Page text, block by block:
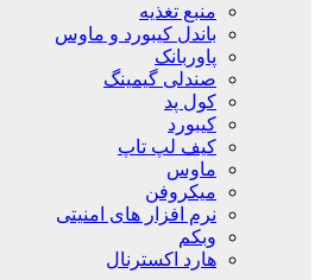
منبع تغذیه
باندل کیبورد و ماوس
پاوربانک
صندلی گیمینگ
کول پد
کیبورد
کیف لپ تاپ
ماوس
میکروفن
نرم افزار های امنیتی
وبکم
هارد اکسترنال